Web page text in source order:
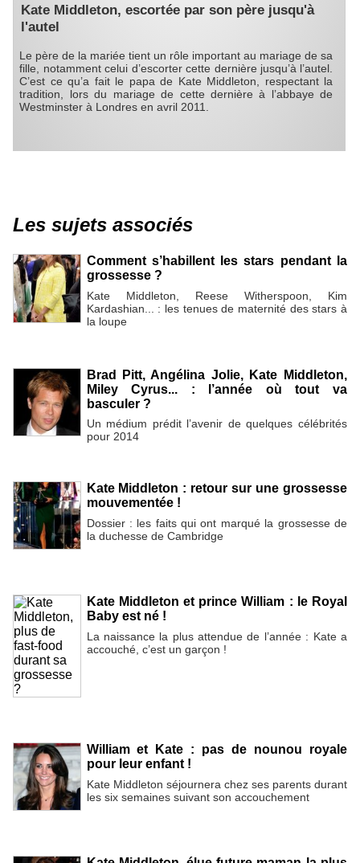
Kate Middleton, escortée par son père jusqu'à
l'autel
Le père de la mariée tient un rôle important au mariage de sa
fille, notamment celui d’escorter cette dernière jusqu’à l’autel.
C’est ce qu’a fait le papa de Kate Middleton, respectant la
tradition, lors du mariage de cette dernière à l’abbaye de
Westminster à Londres en avril 2011.
Les sujets associés
Comment s’habillent les stars pendant la
grossesse ?
Kate Middleton, Reese Witherspoon, Kim
Kardashian... : les tenues de maternité des stars à
la loupe
Brad Pitt, Angélina Jolie, Kate Middleton,
Miley Cyrus... : l’année où tout va
basculer ?
Un médium prédit l’avenir de quelques célébrités
pour 2014
Kate Middleton : retour sur une grossesse
mouvementée !
Dossier : les faits qui ont marqué la grossesse de
la duchesse de Cambridge
Kate Middleton et prince William : le Royal
Baby est né !
La naissance la plus attendue de l’année : Kate a
accouché, c’est un garçon !
William et Kate : pas de nounou royale
pour leur enfant !
Kate Middleton séjournera chez ses parents durant
les six semaines suivant son accouchement